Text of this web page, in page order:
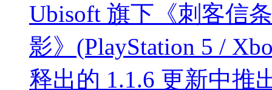
Ubisoft 旗下《刺客信
影》(PlayStation 5 /
释出的 1.1.6 更新中推